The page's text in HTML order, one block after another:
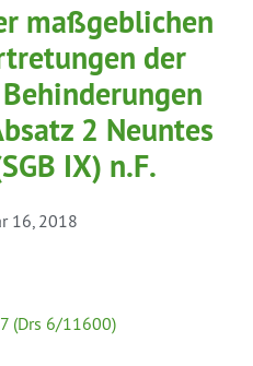
maßgeblichen
der
2 Neuntes
IX) n.F.
16, 2018
(Drs 6/11600)